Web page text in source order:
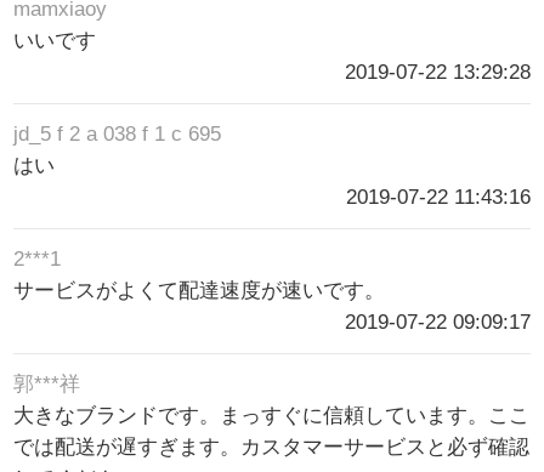
mamxiaoy
いいです
2019-07-22 13:29:28
jd_5 f 2 a 038 f 1 c 695
はい
2019-07-22 11:43:16
2***1
サービスがよくて配達速度が速いです。
2019-07-22 09:09:17
郭***祥
大きなブランドです。まっすぐに信頼しています。ここ
では配送が遅すぎます。カスタマーサービスと必ず確認